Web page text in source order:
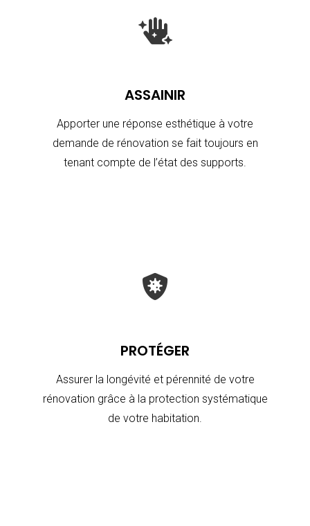

ASSAINIR
Apporter une réponse esthétique à votre
demande de rénovation se fait toujours en
tenant compte de l’état des supports.

PROTÉGER
Assurer la longévité et pérennité de votre
rénovation grâce à la protection systématique
de votre habitation.